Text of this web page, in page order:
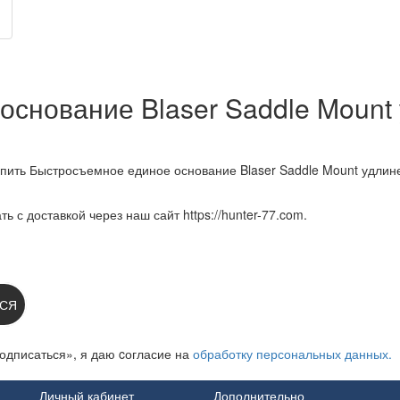
Blaser Saddle
Быстросъемное единое основание Blaser Saddle Mount
с доставкой через наш сайт https://hunter-77.com.
я даю cогласие на обработку персональных данных.
Личный кабинет Дополнительно